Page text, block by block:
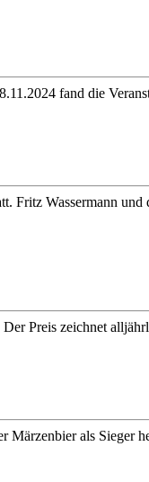
fand die
Wassermann
Preis zeichnet
Märzenbier als